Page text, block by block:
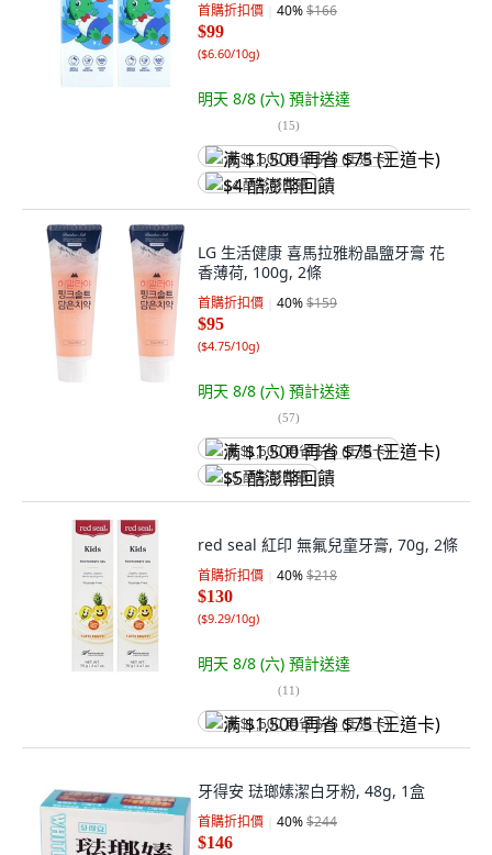
首購折扣價 40%$166
$99
($6.60/10g)
明天 8/8 (六) 預計送達
(15)
满 $1,500 再省 $75 (王道卡)
$4 酷澎幣回饋
LG 生活健康 喜馬拉雅粉晶鹽牙膏 花
香薄荷, 100g, 2條
首購折扣價 40%$159
$95
($4.75/10g)
明天 8/8 (六) 預計送達
(57)
满 $1,500 再省 $75 (王道卡)
$5 酷澎幣回饋
red seal 紅印 無氟兒童牙膏, 70g, 2條
首購折扣價 40%$218
$130
($9.29/10g)
明天 8/8 (六) 預計送達
(11)
满 $1,500 再省 $75 (王道卡)
牙得安 琺瑯嫊潔白牙粉, 48g, 1盒
首購折扣價 40%$244
$146